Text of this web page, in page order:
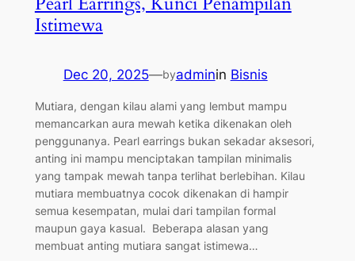
Istimewa
Dec 20, 2025—byadminin Bisnis
Mutiara, dengan kilau alami yang lembut mampu
memancarkan aura mewah ketika dikenakan oleh
penggunanya. Pearl earrings bukan sekadar aksesori,
anting ini mampu menciptakan tampilan minimalis
yang tampak mewah tanpa terlihat berlebihan. Kilau
mutiara membuatnya cocok dikenakan di hampir
semua kesempatan, mulai dari tampilan formal
maupun gaya kasual. Beberapa alasan yang
membuat anting mutiara sangat istimewa…